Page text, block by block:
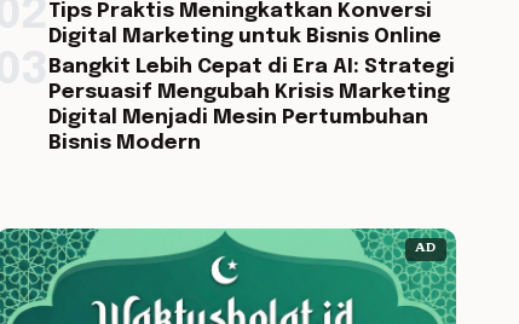
Tips Praktis Meningkatkan Konversi
Digital Marketing untuk Bisnis Online
Bangkit Lebih Cepat di Era AI: Strategi
Persuasif Mengubah Krisis Marketing
Digital Menjadi Mesin Pertumbuhan
Bisnis Modern
AD